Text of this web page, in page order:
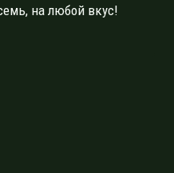
на любой вкус!